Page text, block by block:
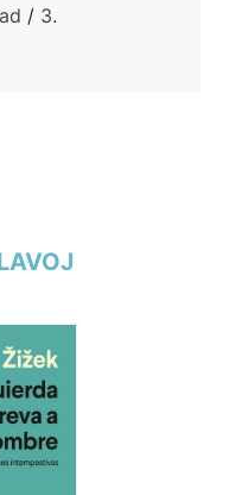
/ 3.